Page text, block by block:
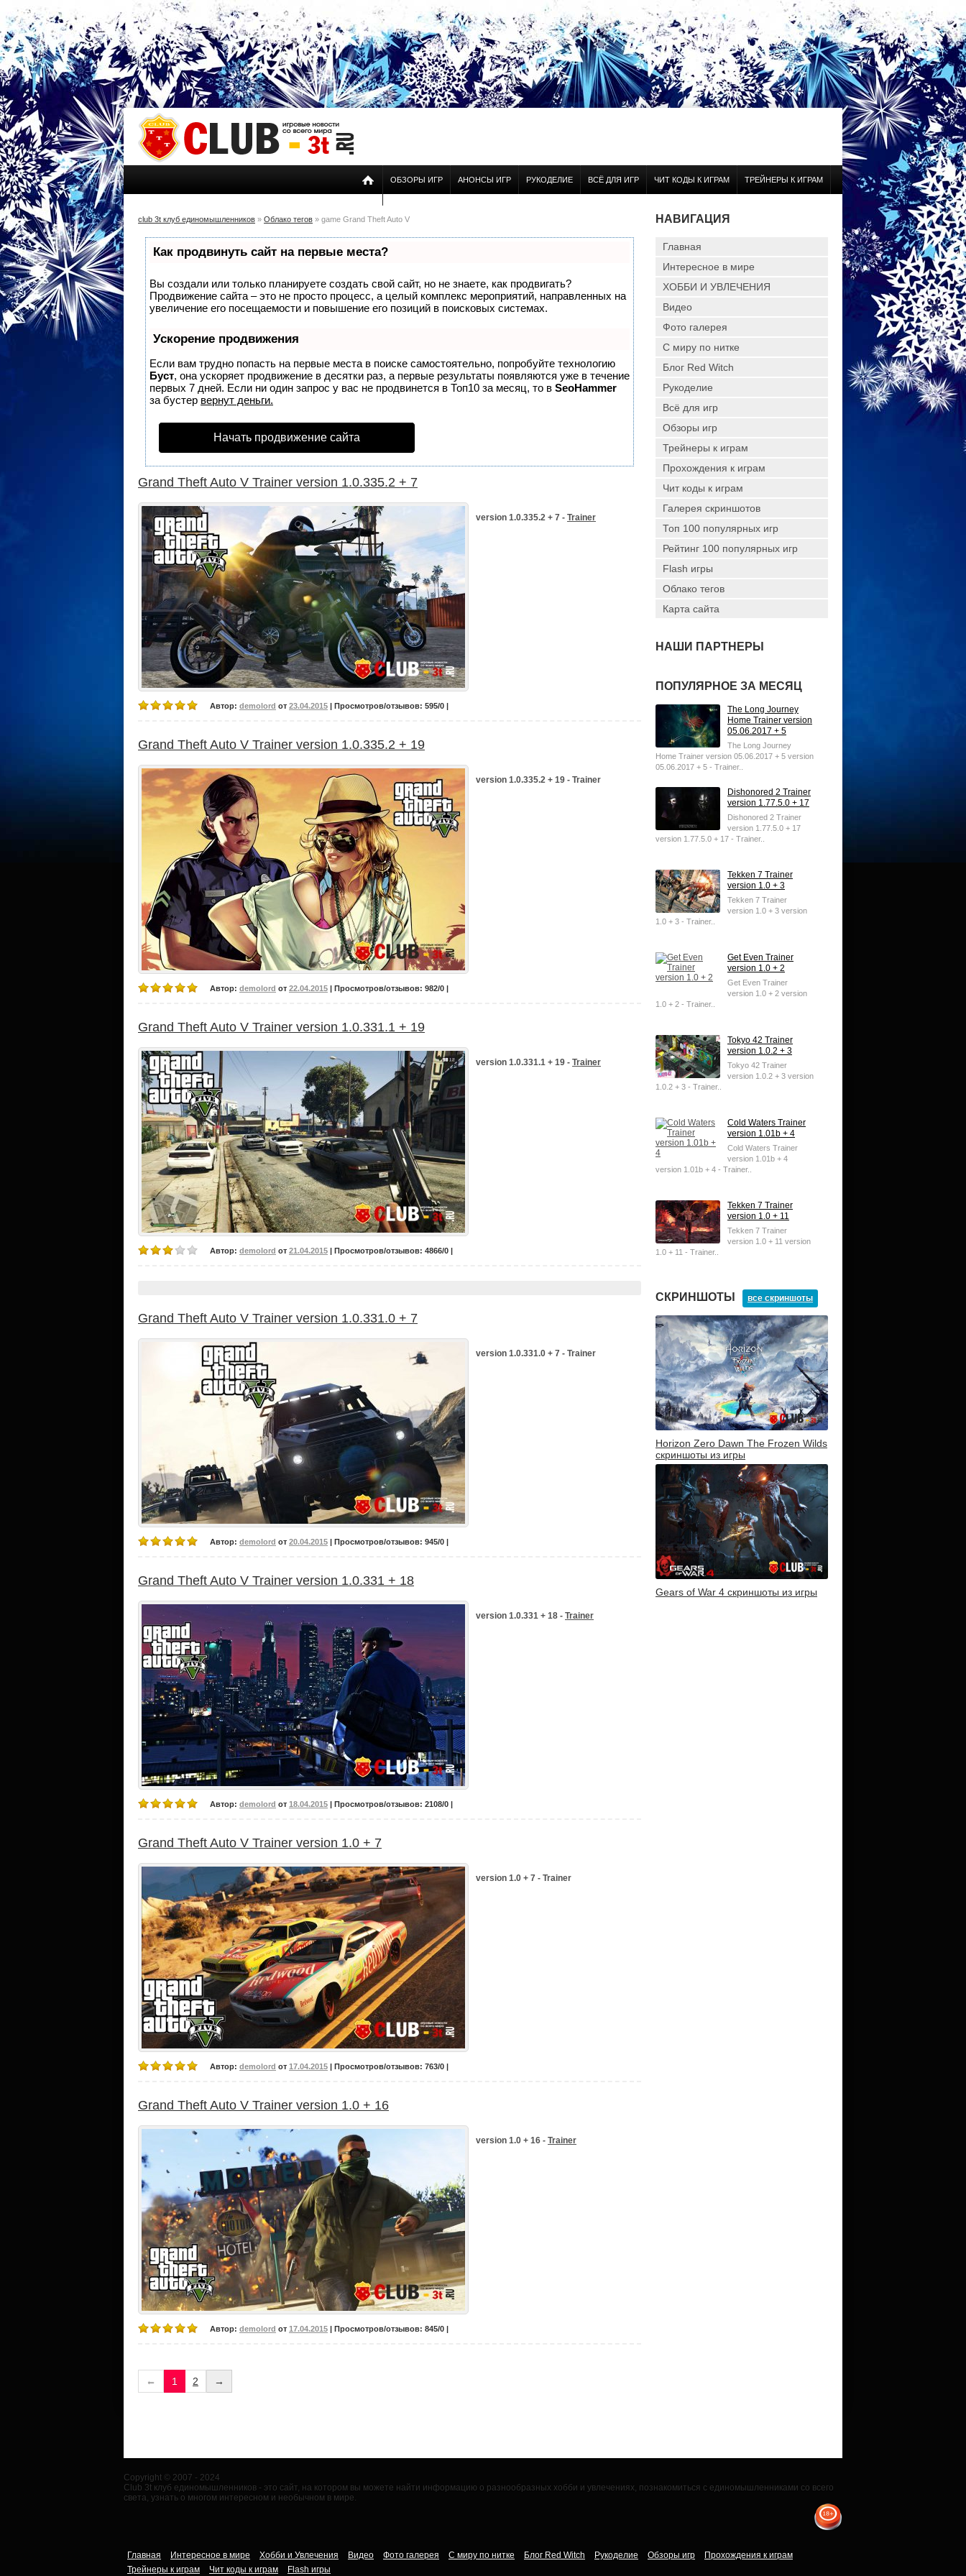
ОБЗОРЫ ИГР АНОНСЫ ИГР РУКОДЕЛИЕ ВСЁ ДЛЯ ИГР ЧИТ КОДЫ К ИГРАМ ТРЕЙНЕРЫ К ИГРАМ
club 3t клуб единомышленников » Облако тегов » game Grand Theft Auto V
Как продвинуть сайт на первые места?
Вы создали или только планируете создать свой сайт, но не знаете, как продвигать?
Продвижение сайта – это не просто процесс, а целый комплекс мероприятий, направленных на
увеличение его посещаемости и повышение его позиций в поисковых системах.
Ускорение продвижения
Если вам трудно попасть на первые места в поиске самостоятельно, попробуйте технологию
Буст, она ускоряет продвижение в десятки раз, а первые результаты появляются уже в течение
первых 7 дней. Если ни один запрос у вас не продвинется в Топ10 за месяц, то в SeoHammer
за бустер вернут деньги.
Начать продвижение сайта
Grand Theft Auto V Trainer version 1.0.335.2 + 7
version 1.0.335.2 + 7 - Trainer
Автор: demolord от 23.04.2015 | Просмотров/отзывов: 595/0 |
Grand Theft Auto V Trainer version 1.0.335.2 + 19
version 1.0.335.2 + 19 - Trainer
Автор: demolord от 22.04.2015 | Просмотров/отзывов: 982/0 |
Grand Theft Auto V Trainer version 1.0.331.1 + 19
version 1.0.331.1 + 19 - Trainer
Автор: demolord от 21.04.2015 | Просмотров/отзывов: 4866/0 |
Grand Theft Auto V Trainer version 1.0.331.0 + 7
version 1.0.331.0 + 7 - Trainer
Автор: demolord от 20.04.2015 | Просмотров/отзывов: 945/0 |
Grand Theft Auto V Trainer version 1.0.331 + 18
version 1.0.331 + 18 - Trainer
Автор: demolord от 18.04.2015 | Просмотров/отзывов: 2108/0 |
Grand Theft Auto V Trainer version 1.0 + 7
version 1.0 + 7 - Trainer
Автор: demolord от 17.04.2015 | Просмотров/отзывов: 763/0 |
Grand Theft Auto V Trainer version 1.0 + 16
version 1.0 + 16 - Trainer
Автор: demolord от 17.04.2015 | Просмотров/отзывов: 845/0 |
← 1 2 →
НАВИГАЦИЯ
Главная
Интересное в мире
ХОББИ И УВЛЕЧЕНИЯ
Видео
Фото галерея
С миру по нитке
Блог Red Witch
Рукоделие
Всё для игр
Обзоры игр
Трейнеры к играм
Прохождения к играм
Чит коды к играм
Галерея скриншотов
Топ 100 популярных игр
Рейтинг 100 популярных игр
Flash игры
Облако тегов
Карта сайта
НАШИ ПАРТНЕРЫ
ПОПУЛЯРНОЕ ЗА МЕСЯЦ
The Long Journey
Home Trainer version
05.06.2017 + 5
The Long Journey
Home Trainer version 05.06.2017 + 5 version
05.06.2017 + 5 - Trainer..
Dishonored 2 Trainer
version 1.77.5.0 + 17
Dishonored 2 Trainer
version 1.77.5.0 + 17
version 1.77.5.0 + 17 - Trainer..
Tekken 7 Trainer
version 1.0 + 3
Tekken 7 Trainer
version 1.0 + 3 version
1.0 + 3 - Trainer..
Get Even Trainer
version 1.0 + 2
Get Even Trainer
version 1.0 + 2 version
1.0 + 2 - Trainer..
Tokyo 42 Trainer
version 1.0.2 + 3
Tokyo 42 Trainer
version 1.0.2 + 3 version
1.0.2 + 3 - Trainer..
Cold Waters Trainer
version 1.01b + 4
Cold Waters Trainer
version 1.01b + 4
version 1.01b + 4 - Trainer..
Tekken 7 Trainer
version 1.0 + 11
Tekken 7 Trainer
version 1.0 + 11 version
1.0 + 11 - Trainer..
СКРИНШОТЫ все скриншоты
Horizon Zero Dawn The Frozen Wilds
скриншоты из игры
Gears of War 4 скриншоты из игры
Copyright © 2007 - 2024
Club 3t клуб единомышленников - это сайт, на котором вы можете найти информацию о разнообразных хобби и увлечениях, познакомиться с единомышленниками со всего
света, узнать о многом интересном и необычном в мире.
Главная Интересное в мире Хобби и Увлечения Видео Фото галерея С миру по нитке Блог Red Witch Рукоделие Обзоры игр
Прохождения к играм
Трейнеры к играм
Чит коды к играм Flash игры